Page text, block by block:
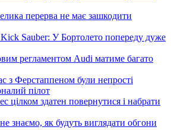
перерва не має зашкодити
Sauber: У Бортолето попереду дуже
регламентом Audi матиме багато
з Ферстаппеном були непрості
пілот
цілком здатен повернутися і набрати
знаємо, як будуть виглядати обгони